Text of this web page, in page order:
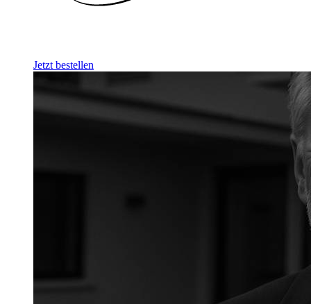
Jetzt bestellen